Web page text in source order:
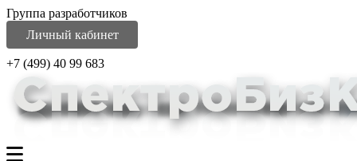
Группа разработчиков
Личный кабинет
+7 (499) 40 99 683